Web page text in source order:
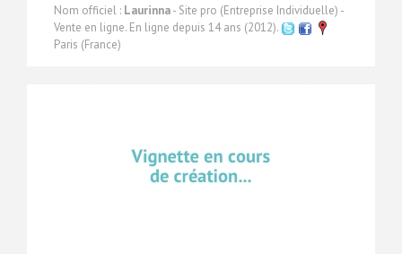
Nom officiel : Laurinna- Site pro (Entreprise Individuelle) -
Vente en ligne. En ligne depuis 14 ans (2012).
Paris (France)